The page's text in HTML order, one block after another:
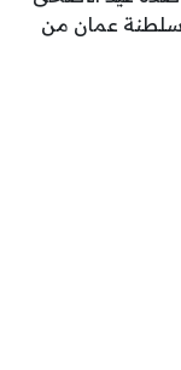
سلطنة عمان من